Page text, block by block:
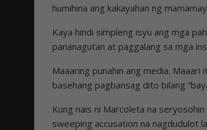
humihina ang kakayahan ng
Kaya hindi simpleng isyu ang mga
pananagutan at paggalang sa mga
Maaaring punahin ang media. Maaari
basehang pagbansag dito bilang
Kung nais ni Marcoleta na
sweeping accusation na nagdudulot